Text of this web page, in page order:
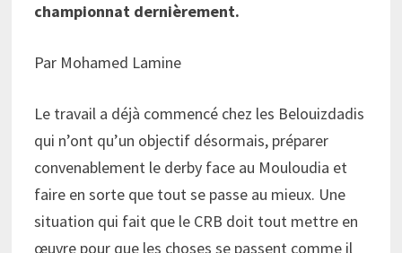
championnat dernièrement.
Par Mohamed Lamine
Le travail a déjà commencé chez les Belouizdadis
qui n’ont qu’un objectif désormais, préparer
convenablement le derby face au Mouloudia et
faire en sorte que tout se passe au mieux. Une
situation qui fait que le CRB doit tout mettre en
œuvre pour que les choses se passent comme il